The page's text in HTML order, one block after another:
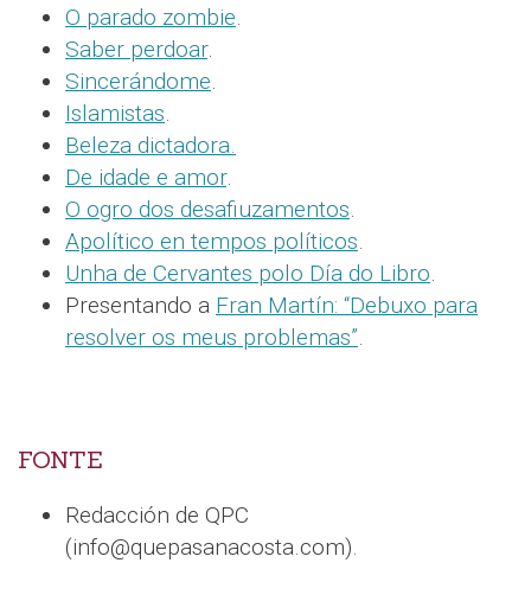
O parado zombie.
Saber perdoar.
Sincerándome.
Islamistas.
Beleza dictadora.
De idade e amor.
O ogro dos desafiuzamentos.
Apolítico en tempos políticos.
Unha de Cervantes polo Día do Libro.
Presentando a Fran Martín: “Debuxo para
resolver os meus problemas”.
FONTE
Redacción de QPC
(info@quepasanacosta.com).